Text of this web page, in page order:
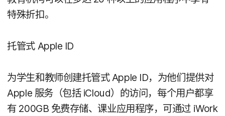
特殊​折扣。
托​管式Apple ID
为​学生​和​教师​创建托​管式Apple ID，​为​他们​提供​对
Apple 服务​（包括iCloud）​的​访问，​每​个​用户​都​享​
有200GB 免费​存储、​课业​应用​程序，​可​通过 iWork